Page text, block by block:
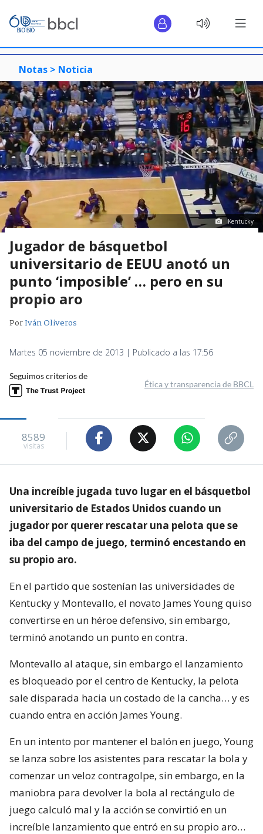
Notas > Noticia
Kentucky
Jugador de básquetbol
universitario de EEUU anotó un
punto ‘imposible’ … pero en su
propio aro
PorIván Oliveros
Martes 05 noviembre de 2013 | Publicado a las 17:56
Seguimos criterios de
Ética y transparencia de BBCL
8589
visitas
Una increíble jugada tuvo lugar en el básquetbol
universitario de Estados Unidos cuando un
jugador por querer rescatar una pelota que se
iba del campo de juego, terminó encestando en
su propio aro.
En el partido que sostenían las universidades de
Kentucky y Montevallo, el novato James Young quiso
convertirse en un héroe defensivo, sin embargo,
terminó anotando un punto en contra.
Montevallo al ataque, sin embargo el lanzamiento
es bloqueado por el centro de Kentucky, la pelota
sale disparada hacia un costado de la cancha… y es
cuando entra en acción James Young.
En un intento por mantener el balón en juego, Young
se lanza sobre los asistentes para rescatar la bola y
comenzar un veloz contragolpe, sin embargo, en la
maniobra para devolver la bola al rectángulo de
juego calculó mal y la acción se convirtió en un
increíble lanzamiento que entró en su propio aro…